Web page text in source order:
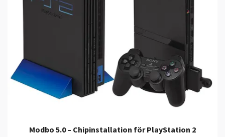
Modbo 5.0 – Chipinstallation för PlayStation 2